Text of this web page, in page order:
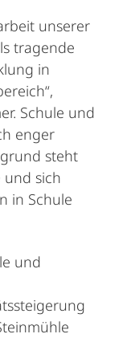
unserer
tragende
in
Schule und
enger
steht
und sich
in Schule
und